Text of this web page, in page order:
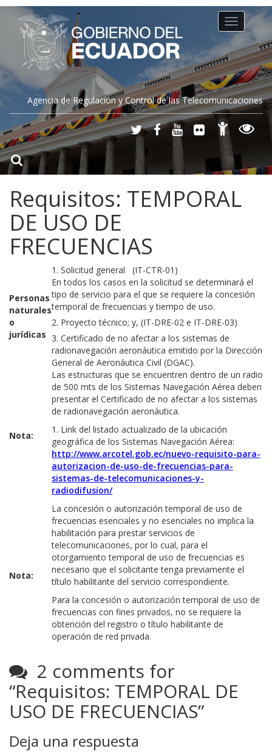
Agencia de Regulación y Control de las Telecomunicaciones
Toggle
navigation
Requisitos: TEMPORAL
DE USO DE
FRECUENCIAS
Personas
naturales
o
jurídicas
1. Solicitud general (IT-CTR-01)
En todos los casos en la solicitud se determinará el
tipo de servicio para el que se requiere la concesión
temporal de frecuencias y tiempo de uso.
2. Proyecto técnico; y, (IT-DRE-02 e IT-DRE-03)
3. Certificado de no afectar a los sistemas de
radionavegación aeronáutica emitido por la Dirección
General de Aeronáutica Civil (DGAC).
Nota:
Las estructuras que se encuentren dentro de un radio
de 500 mts de los Sistemas Navegación Aérea deben
presentar el Certificado de no afectar a los sistemas
de radionavegación aeronáutica.
1. Link del listado actualizado de la ubicación
geográfica de los Sistemas Navegación Aérea:
http://www.arcotel.gob.ec/nuevo-requisito-para-
autorizacion-de-uso-de-frecuencias-para-
sistemas-de-telecomunicaciones-y-
radiodifusion/
Nota:
La concesión o autorización temporal de uso de
frecuencias esenciales y no esenciales no implica la
habilitación para prestar servicios de
telecomunicaciones, por lo cual, para el
otorgamiento temporal de uso de frecuencias es
necesario que el solicitante tenga previamente el
título habilitante del servicio correspondiente.
Para la concesión o autorización temporal de uso de
frecuencias con fines privados, no se requiere la
obtención del registro o título habilitante de
operación de red privada.
2 comments for
“Requisitos: TEMPORAL DE
USO DE FRECUENCIAS”
Deja una respuesta